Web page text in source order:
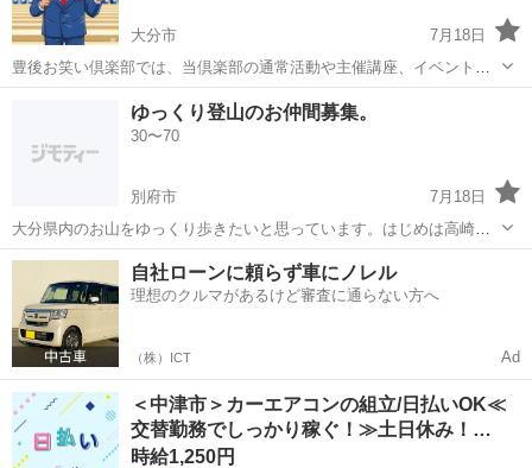
大分市
7月18日
豊後お笑い倶楽部では、当倶楽部の通常活動や主催講座、イベント出
演時の倶楽部ステージ、忘年会などの宴会（20歳未満の方は参加不
可）の進行を担当してくださる「ＭＣ担当メンバー」を大募集してお
ります♪ 対象は、高校生以上で老...
その他 お笑い
ゆっくり登山のお仲間募集。
30〜70
別府市
7月18日
大分県内のお山をゆっくり歩きたいと思っています。はじめは高崎山
などのトレッキングからはじめる予定です。定年後のシニアの方も歓
迎です。のんびりお話ししながら行きましょう
大分 別府市 その他
自社ローンに頼らず車にノレル
理想のクルマがあるけど審査に通らない方へ
（株）ICT Ad
＜中津市＞カーエアコンの組立/日払いOK≪
交替勤務でしっかり稼ぐ！≫土日休み！…
時給1,250円